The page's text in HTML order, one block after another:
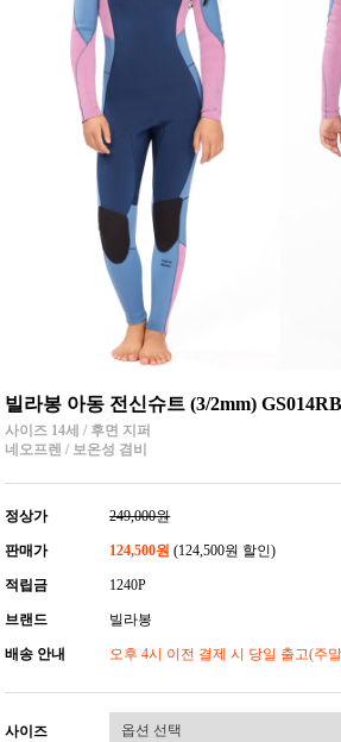
빌라봉 아동 전신슈트 (3/2mm)
사이즈 14세 / 후면 지퍼
네오프렌 / 보온성 겸비
정상가 249,000원
판매가 124,500원 (124,500원 할인)
적립금 1240P
브랜드 빌라봉
배송 안내 오후 4시 이전 결제 시 당일 출고(주
사이즈